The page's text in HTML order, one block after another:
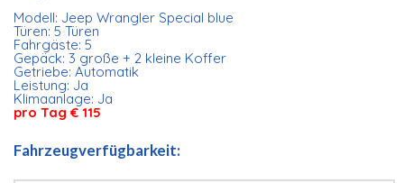
Modell: Jeep Wrangler Special blue
Türen: 5 Türen
Fahrgäste: 5
Gepäck: 3 große + 2 kleine Koffer
Getriebe: Automatik
Leistung: Ja
Klimaanlage: Ja
pro Tag € 115
Fahrzeugverfügbarkeit: